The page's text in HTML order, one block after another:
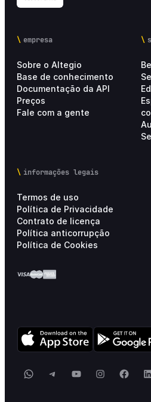
empresa
Sobre o Altegio
Base de conhecimento
Documentação da API
Preços
Fale com a gente
informações legais
Termos de uso
Política de Privacidade
Contrato de licença
Política anticorrupção
Política de Cookies
WhatsApp
TelegramYouTubeInstagram